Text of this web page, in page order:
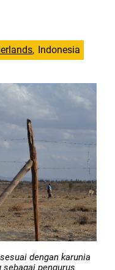
Indonesia
dengan karunia
pengurus